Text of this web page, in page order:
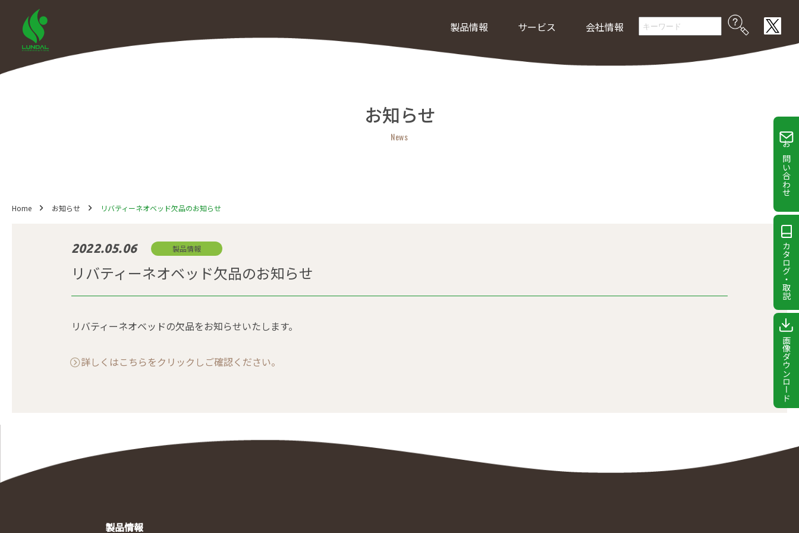
製品情報 サービス 会社情報
お問い合わせ
カタログ・取説
画像ダウンロード
お知らせ
News
Home お知らせ リバティーネオベッド欠品のお知らせ
2022.05.06 製品情報
リバティーネオベッド欠品のお知らせ
リバティーネオベッドの欠品をお知らせいたします。
詳しくはこちらをクリックしご確認ください。
製品情報